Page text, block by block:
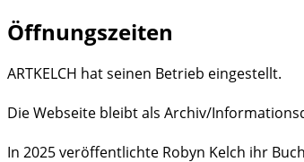
Öffnungszeiten
ARTKELCH hat seinen Betrieb eingestellt.
Die Webseite bleibt als Archiv/
In 2025 veröffentlichte Robyn Kelch ihr Buch